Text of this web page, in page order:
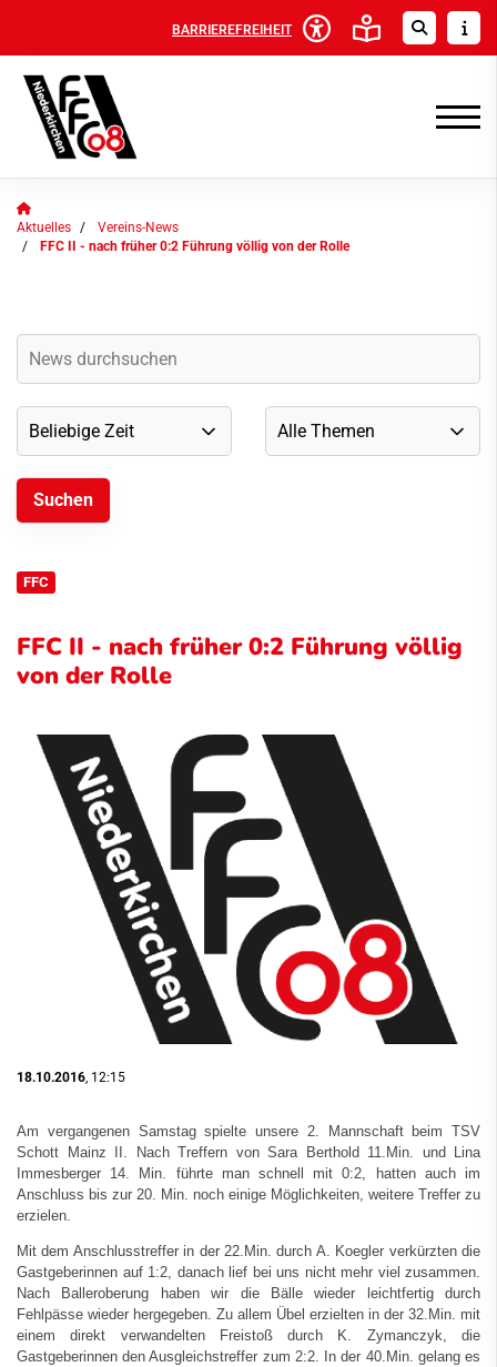
BARRIEREFREIHEIT
Aktuelles
Vereins-News
FFC II - nach früher 0:2 Führung völlig von der Rolle
FFC
FFC II - nach früher 0:2 Führung völlig
von der Rolle
18.10.2016 , 12:15
Am vergangenen Samstag spielte unsere 2. Mannschaft beim TSV
Schott Mainz II. Nach Treffern von Sara Berthold 11.Min. und Lina
Immesberger 14. Min. führte man schnell mit 0:2, hatten auch im
Anschluss bis zur 20. Min. noch einige Möglichkeiten, weitere Treffer zu
erzielen.
Mit dem Anschlusstreffer in der 22.Min. durch A. Koegler verkürzten die
Gastgeberinnen auf 1:2, danach lief bei uns nicht mehr viel zusammen.
Nach Balleroberung haben wir die Bälle wieder leichtfertig durch
Fehlpässe wieder hergegeben. Zu allem Übel erzielten in der 32.Min. mit
einem direkt verwandelten Freistoß durch K. Zymanczyk, die
Gastgeberinnen den Ausgleichstreffer zum 2:2. In der 40.Min. gelang es